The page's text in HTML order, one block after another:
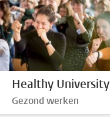
Healthy University
Gezond werken